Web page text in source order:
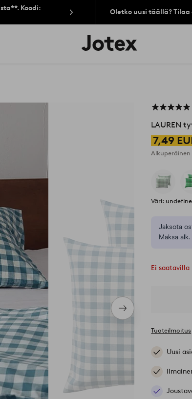
Koodi:
Oletko uusi täällä?
Jotex-
logo
Seuraava
tuote
LAUREN
7,49
Väri:
Jaksota
Maksa
Ei saatavilla
Tuoteilmoitus
Uusi